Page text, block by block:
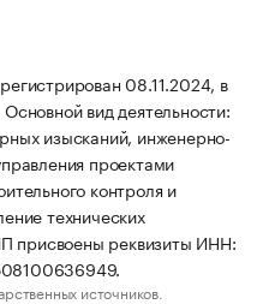
08.11.2024, в
вид деятельности:
изысканий, инженерно-
проектами
контроля и
технических
присвоены реквизиты ИНН:
источников.